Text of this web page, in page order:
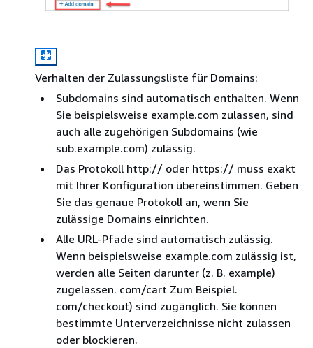
Verhalten der Zulassungsliste für Domains:
Subdomains sind automatisch enthalten. Wenn
Sie beispielsweise example.com zulassen, sind
auch alle zugehörigen Subdomains (wie
sub.example.com) zulässig.
Das Protokoll http:// oder https:// muss exakt
mit Ihrer Konfiguration übereinstimmen. Geben
Sie das genaue Protokoll an, wenn Sie
zulässige Domains einrichten.
Alle URL-Pfade sind automatisch zulässig.
Wenn beispielsweise example.com zulässig ist,
werden alle Seiten darunter (z. B. example)
zugelassen. com/cart Zum Beispiel.
com/checkout) sind zugänglich. Sie können
bestimmte Unterverzeichnisse nicht zulassen
oder blockieren.